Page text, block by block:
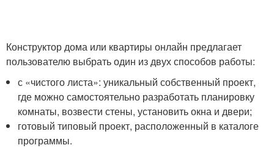
Конструктор дома или квартиры онлайн предлагает
пользователю выбрать один из двух способов работы:
с «чистого листа»: уникальный собственный проект,
где можно самостоятельно разработать планировку
комнаты, возвести стены, установить окна и двери;
готовый типовый проект, расположенный в каталоге
программы.